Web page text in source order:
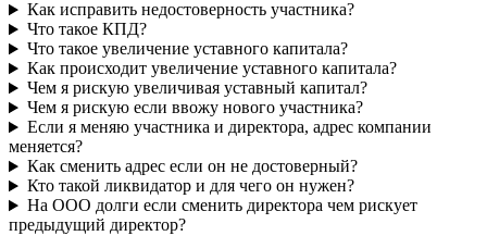
Как исправить недостоверность участника?
Что такое КПД?
Что такое увеличение уставного капитала?
Как происходит увеличение уставного капитала?
Чем я рискую увеличивая уставный капитал?
Чем я рискую если ввожу нового участника?
Если я меняю участника и директора, адрес компании
меняется?
Как сменить адрес если он не достоверный?
Кто такой ликвидатор и для чего он нужен?
На ООО долги если сменить директора чем рискует
предыдущий директор?